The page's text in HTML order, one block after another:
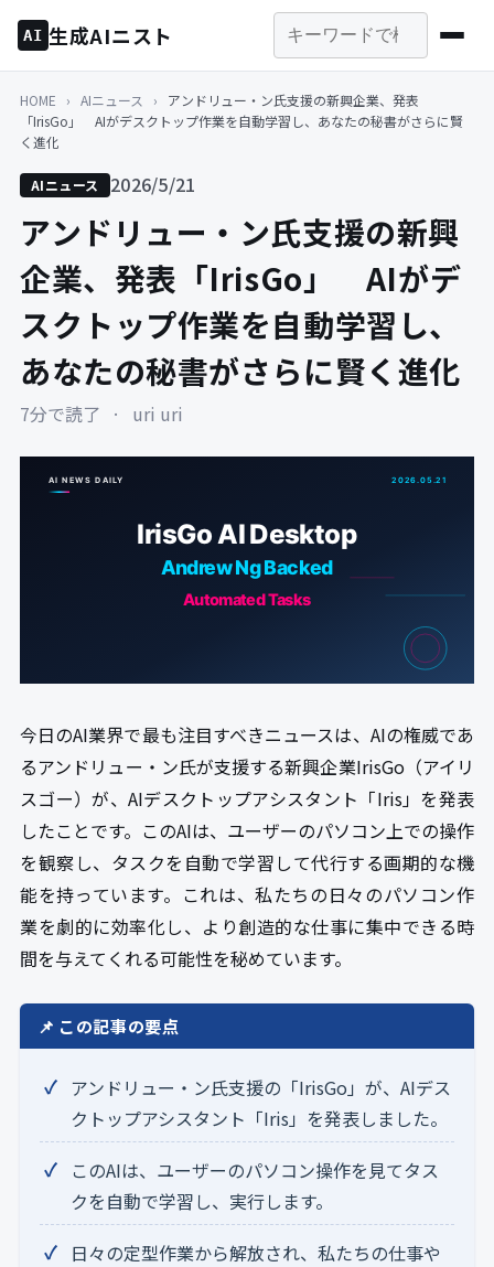
AI 生成AIニスト
HOME › AIニュース ›
アンドリュー・ン氏支援の新興企業、発表
「IrisGo」 AIがデスクトップ作業を自動学習し、あなたの秘書がさらに賢
く進化
AIニュース 2026/5/21
アンドリュー・ン氏支援の新興
企業、発表「IrisGo」 AIがデ
スクトップ作業を自動学習し、
あなたの秘書がさらに賢く進化
7分で読了 · uri uri
今日のAI業界で最も注目すべきニュースは、AIの権威であ
るアンドリュー・ン氏が支援する新興企業IrisGo（アイリ
スゴー）が、AIデスクトップアシスタント「Iris」を発表
したことです。このAIは、ユーザーのパソコン上での操作
を観察し、タスクを自動で学習して代行する画期的な機
能を持っています。これは、私たちの日々のパソコン作
業を劇的に効率化し、より創造的な仕事に集中できる時
間を与えてくれる可能性を秘めています。
📌 この記事の要点
アンドリュー・ン氏支援の「IrisGo」が、AIデス
クトップアシスタント「Iris」を発表しました。
このAIは、ユーザーのパソコン操作を見てタス
クを自動で学習し、実行します。
日々の定型作業から解放され、私たちの仕事や